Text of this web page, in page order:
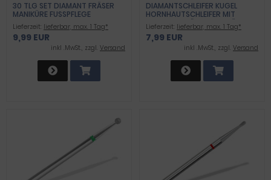
30 TLG SET DIAMANT FRÄSER
MANIKÜRE FUSSPFLEGE
Lieferzeit: lieferbar, max. 1 Tag*
9,99 EUR
inkl .MwSt., zzgl. Versand
DIAMANTSCHLEIFER KUGEL
HORNHAUTSCHLEIFER MIT
MITTLERER KÖRNUNG FRÄSER-
BIT FÜR ARBEITEN AN NÄGEL
HÜHNERAUGEN HAUT
Lieferzeit: lieferbar, max. 1 Tag*
7,99 EUR
inkl .MwSt., zzgl. Versand